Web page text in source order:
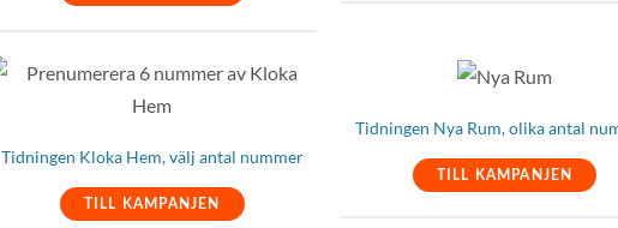
Tidningen Kloka Hem, välj antal nummer
TILL KAMPANJEN
Tidningen Nya Rum, olika antal
TILL KAMPANJEN